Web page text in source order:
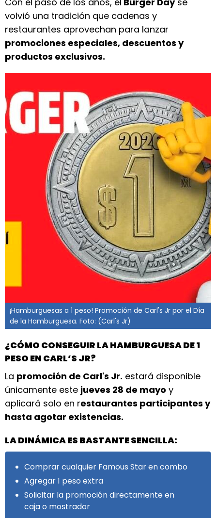
volvió una tradición que cadenas y
restaurantes aprovechan para lanzar
promociones especiales, descuentos y
productos exclusivos.
¡Hamburguesas a 1 peso! Promoción de Carl's Jr por el Día
de la Hamburguesa. Foto: (Carl's Jr)
¿CÓMO CONSEGUIR LA HAMBURGUESA DE 1
PESO EN CARL’S JR?
La promoción de Carl's Jr. estará disponible
únicamente este jueves 28 de mayo y
aplicará solo en restaurantes participantes y
hasta agotar existencias.
LA DINÁMICA ES BASTANTE SENCILLA:
Comprar cualquier Famous Star en combo
Agregar 1 peso extra
Solicitar la promoción directamente en
caja o mostrador